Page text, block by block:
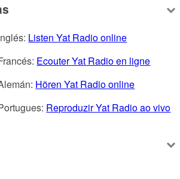
Listen Yat Radio online
Ecouter Yat Radio en ligne
Hören Yat Radio online
Reproduzir Yat Radio ao vivo